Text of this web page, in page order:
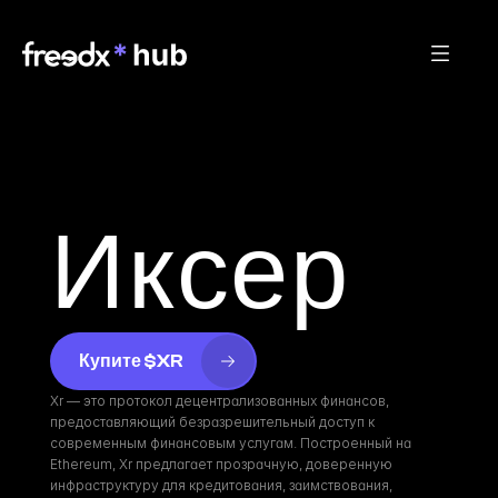
Иксер
Купите $XR
Xr — это протокол децентрализованных финансов,
предоставляющий безразрешительный доступ к
современным финансовым услугам. Построенный на
Ethereum, Xr предлагает прозрачную, доверенную
инфраструктуру для кредитования, заимствования,